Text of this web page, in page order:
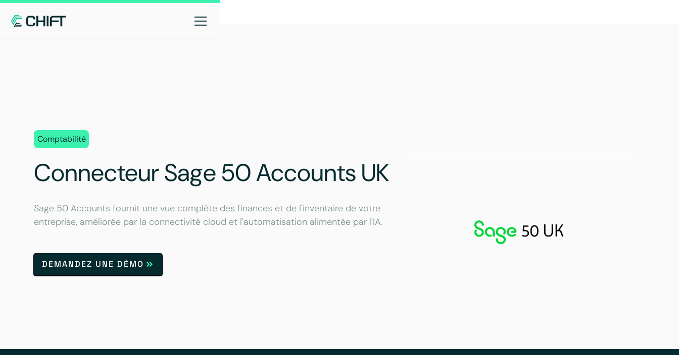
Comptabilité
Connecteur Sage 50 Accounts UK
Sage 50 Accounts fournit une vue complète des finances et de l'inventaire de votre
entreprise, améliorée par la connectivité cloud et l'automatisation alimentée par l'IA.
DEMANDEZ UNE DÉMO